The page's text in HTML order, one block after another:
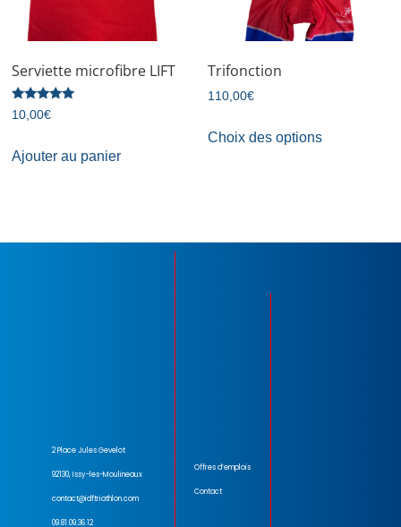
Serviette microfibre LIFT
Note
5.00
10,00€
Ajouter au panier
Trifonction
110,00€
Choix des options
2 Place Jules Gevelot
92130, Issy-les-Moulineaux
contact@idftriathlon.com
09.81.09.36.12
Offres d’emplois
Contact